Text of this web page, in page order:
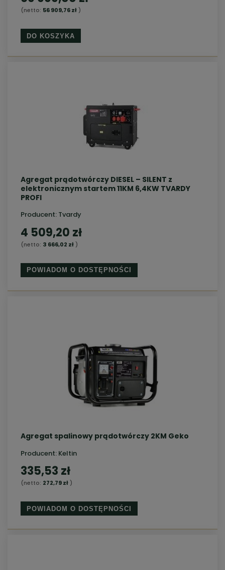
(netto: 56 909,76 zł)
DO KOSZYKA
Agregat prądotwórczy DIESEL – SILENT z
elektronicznym startem 11KM 6,4KW TVARDY
PROFI
Producent: Tvardy
4 509,20 zł
(netto: 3 666,02 zł)
POWIADOM O DOSTĘPNOŚCI
Agregat spalinowy prądotwórczy 2KM Geko
Producent: Keltin
335,53 zł
(netto: 272,79 zł)
POWIADOM O DOSTĘPNOŚCI